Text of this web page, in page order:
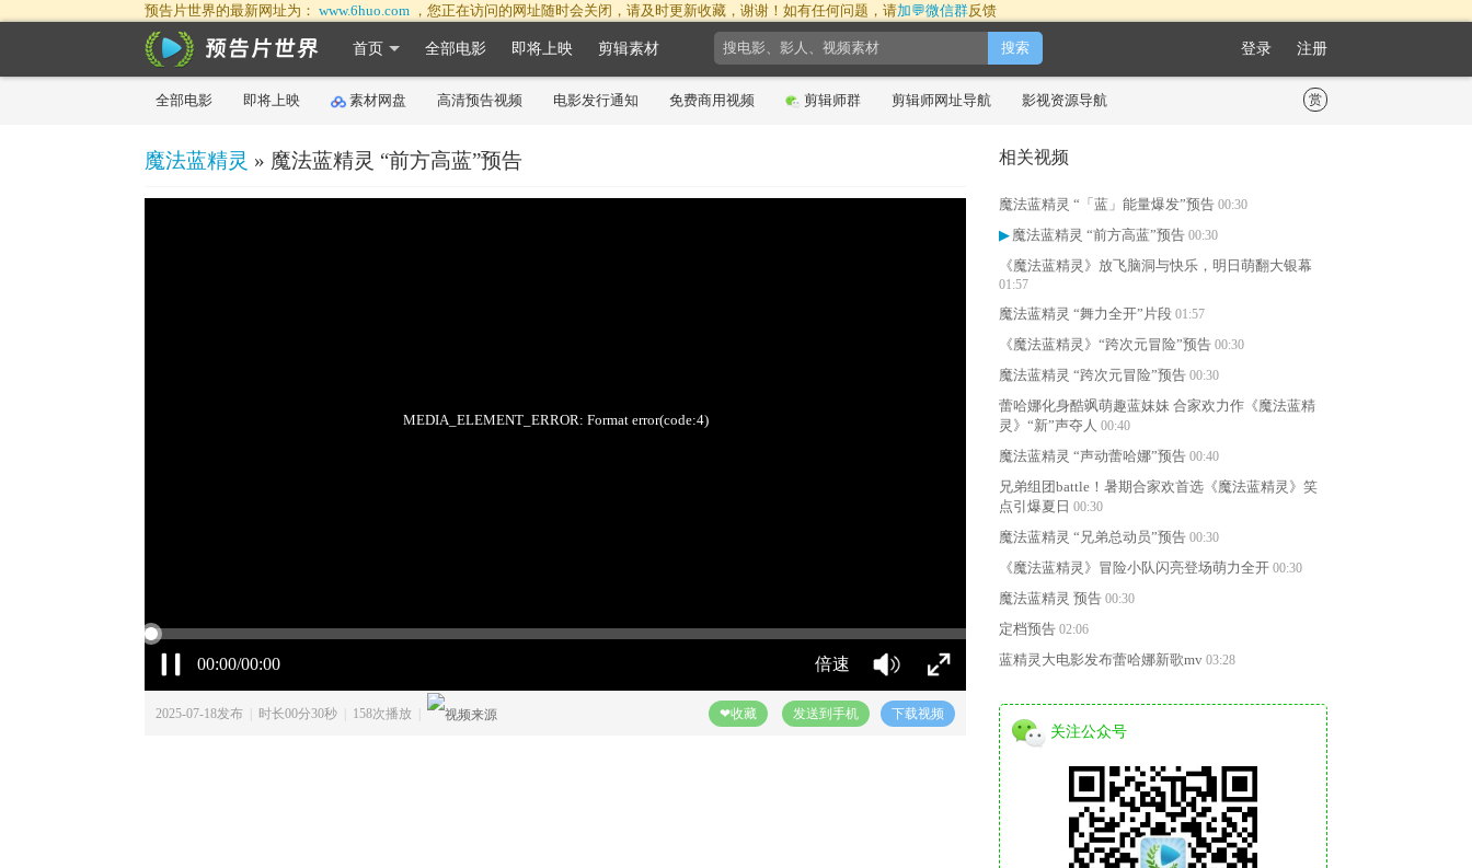
预告片世界的最新网址为： www.6huo.com ，您正在访问的网址随时会关闭，请及时更新收藏，谢谢！如有任何问题，请加💬微信群反馈
首页 全部电影 即将上映 剪辑素材 登录 注册
全部电影 即将上映 素材网盘 高清预告视频 电影发行通知 免费商用视频 剪辑师群 剪辑师网址导航 影视资源导航 赏
魔法蓝精灵 » 魔法蓝精灵 “前方高蓝”预告
00:00/00:00 倍速
MEDIA_ELEMENT_ERROR: Format error(code:4)
❤收藏 发送到手机 下载视频
2025-07-18发布 时长00分30秒 158次播放
相关视频
魔法蓝精灵 “「蓝」能量爆发”预告 00:30
▶ 魔法蓝精灵 “前方高蓝”预告 00:30
《魔法蓝精灵》放飞脑洞与快乐，明日萌翻大银幕
01:57
魔法蓝精灵 “舞力全开”片段 01:57
《魔法蓝精灵》“跨次元冒险”预告 00:30
魔法蓝精灵 “跨次元冒险”预告 00:30
蕾哈娜化身酷飒萌趣蓝妹妹 合家欢力作《魔法蓝精
灵》“新”声夺人 00:40
魔法蓝精灵 “声动蕾哈娜”预告 00:40
兄弟组团battle！暑期合家欢首选《魔法蓝精灵》笑
点引爆夏日 00:30
魔法蓝精灵 “兄弟总动员”预告 00:30
《魔法蓝精灵》冒险小队闪亮登场萌力全开 00:30
魔法蓝精灵 预告 00:30
定档预告 02:06
蓝精灵大电影发布蕾哈娜新歌mv 03:28
蓝精灵大电影 首支预告
关注公众号